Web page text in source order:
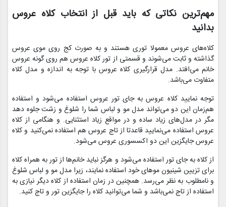
مهم‌ترین نکاتی که باید قبل از انتخاب کلاه عروس
بدانید
کلاه‌های عروس معمولا توری هستند و به صورت کج روی موی عروس
گذاشته و ثابت می‌شوند و قسمتی از تور کلاه عروس هم روی گونه عروس
خانم می‌افتد. مدل قرارگیری کلاه عروس با توجه به اندازه و مدل کلاه
متفاوت می‌باشد.
توجه نمایید کلاه عروس به جای تور عروس استفاده می‌شود و استفاده
هم‌زمان این دو می‌تواند مدل مو و لباس شما را شلوغ و زشت جلوه دهد
مگر در مدل‌های زیاد ساده و در مواقع زیاد استثنایی. و هنگامی از کلاه
عروس استفاده می‌نمایید قاعدتا از تاج عروس هم استفاده نمی‌کنید و کلاه
عروس جایگزین این دو اکسسوری عروس می‌شود.
از کلاه به جای تور استفاده می‌شود و هرگز نباید خانم‌ها از تور به همراه کلاه
برای تزیین شینیون موهای خود استفاده نمایند، زیرا مدل مو و لباس شلوغ
و نامطلوب به نظر می‌رسد. همچنین در زمان استفاده از کلاه دیگر نیازی به
استفاده از تاج نمی‌باشد و شما می‌توانید کلاه را جایگزین تور و تاج کنید.